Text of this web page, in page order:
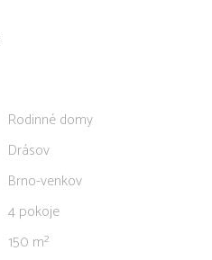
Rodinné domy
Drásov
Brno-venkov
4 pokoje
150 m²